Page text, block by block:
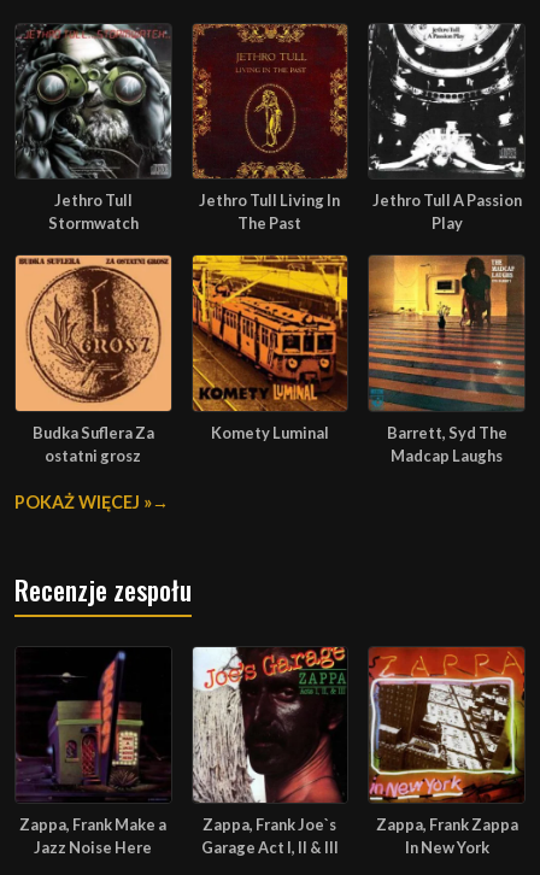
Jethro Tull
Stormwatch
Jethro Tull Living In
The Past
Jethro Tull A Passion
Play
Budka Suflera Za
ostatni grosz
Komety Luminal
Barrett, Syd The
Madcap Laughs
POKAŻ WIĘCEJ »
Recenzje zespołu
Zappa, Frank Make a
Jazz Noise Here
Zappa, Frank Joe`s
Garage Act I, II & III
Zappa, Frank Zappa
In New York